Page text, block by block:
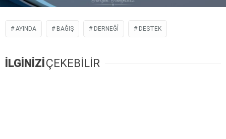
AYINDA BAĞIŞ DERNEĞİ DESTEK
İLGİNİZİÇEKEBİLİR